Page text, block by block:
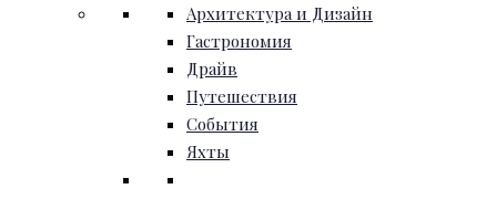
Архитектура и Дизайн
Гастрономия
Драйв
Путешествия
События
Яхты